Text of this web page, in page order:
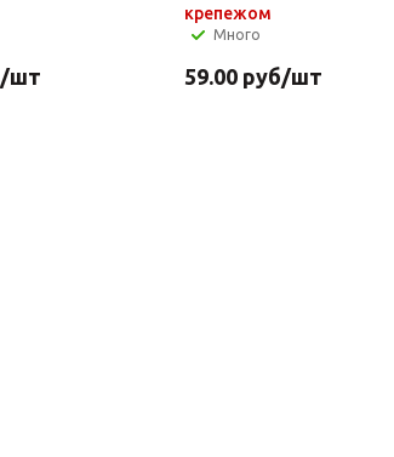
/шт
крепежом
Много
59.00руб/шт